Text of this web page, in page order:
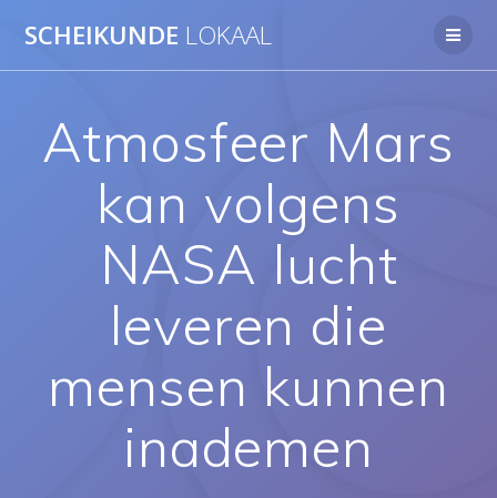
naar
SCHEIKUNDE LOKAAL
Atmosfeer Mars
kan volgens
NASA lucht
leveren die
mensen kunnen
inademen